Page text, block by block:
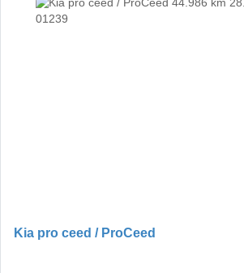
Kia pro ceed / ProCeed